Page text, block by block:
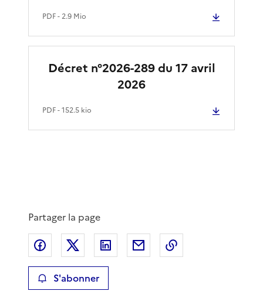
PDF- 2.9 Mio
Décret n°2026-289 du 17 avril
2026
PDF- 152.5 kio
Partager la page
Partager sur Facebook
Partager sur XPartager sur LinkedIn
Partager par email
S'abonner